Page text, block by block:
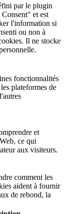
par le plugin
et est
l'information si
ou non à
Il ne stocke
fonctionnalités
plateformes de
et
ce qui
aux visiteurs.
comment les
aident à fournir
de rebond, la